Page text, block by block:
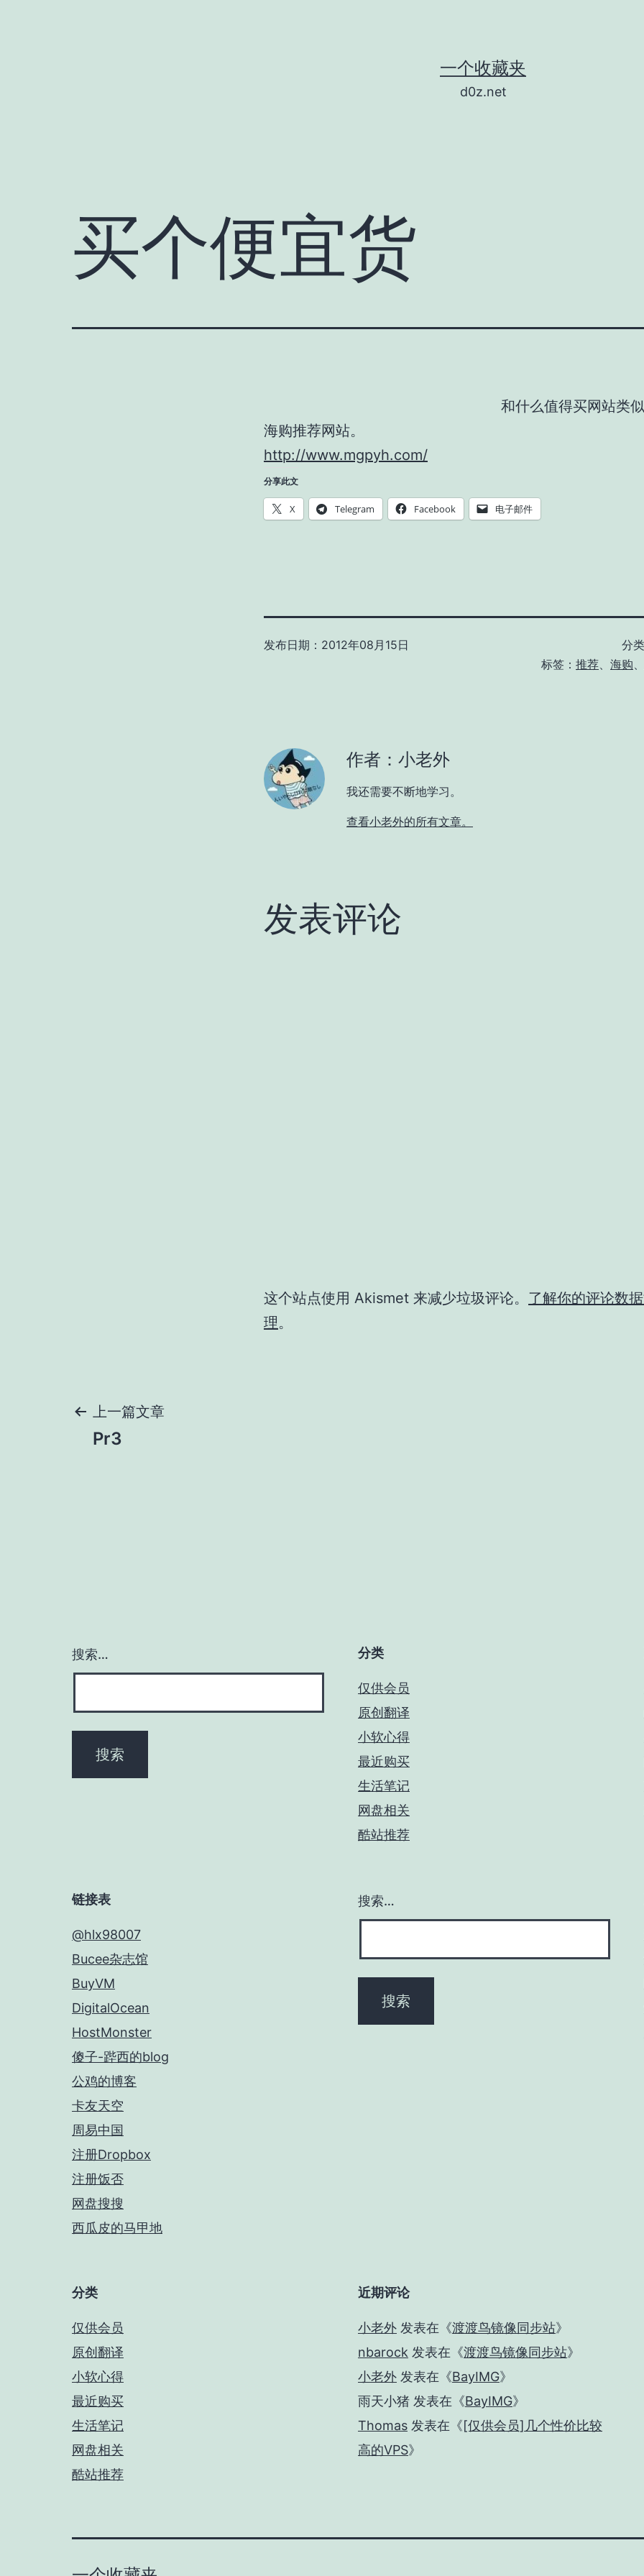
一个收藏夹
d0z.net
买个便宜货
和什么值得买网站类
海购推荐网站。
http://www.mgpyh.com/
分享此文
X Telegram Facebook 电子邮件
发布日期： 2012年08月15日 分类
标签： 推荐、 海购、
作者：小老外
我还需要不断地学习。
查看小老外的所有文章。
发表评论
这个站点使用 Akismet 来减少垃圾评论。 了解你的评论数
理。
文上一篇文章
Pr3
搜索… 分类
仅供会员
原创翻译
小软心得
最近购买
生活笔记
网盘相关
酷站推荐
链接表
@hlx98007
Bucee杂志馆
BuyVM
DigitalOcean
HostMonster
傻子-跸西的blog
公鸡的博客
卡友天空
周易中国
注册Dropbox
注册饭否
网盘搜搜
西瓜皮的马甲地
搜索…
分类
仅供会员
原创翻译
小软心得
最近购买
生活笔记
网盘相关
酷站推荐
近期评论
小老外 发表在《渡渡鸟镜像同步站》
nbarock 发表在《渡渡鸟镜像同步站》
小老外 发表在《BayIMG》
雨天小猪 发表在《BayIMG》
Thomas 发表在《[仅供会员]几个性价比较
高的VPS》